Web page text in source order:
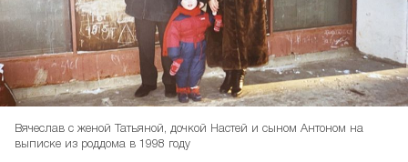
Вячеслав с женой Татьяной, дочкой Настей и сыном Антоном на
выписке из роддома в 1998 году